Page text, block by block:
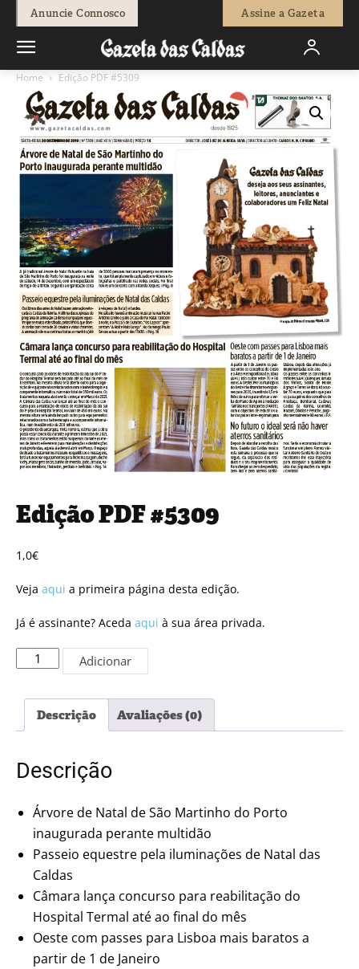
Anuncie Connosco Assine a Gazeta
Home Edição PDF #5309
Edição PDF #5309
1,0€
Veja aqui a primeira página desta edição.
Já é assinante? Aceda aqui à sua área privada.
Quantidade
de
#5309
Adicionar
Descrição Avaliações (0)
Descrição
Árvore de Natal de São Martinho do Porto
inaugurada perante multidão
Passeio equestre pela iluminações de Natal das
Caldas
Câmara lança concurso para reabilitação do
Hospital Termal até ao final do mês
Oeste com passes para Lisboa mais baratos a
partir de 1 de Janeiro